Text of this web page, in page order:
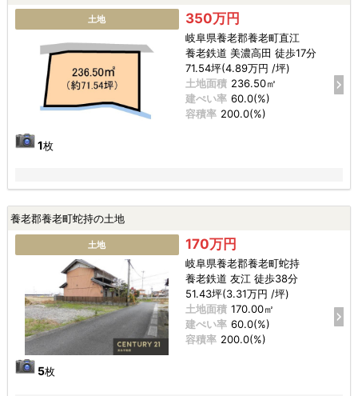
土地
1枚
350万円
岐阜県養老郡養老町直江
養老鉄道 美濃高田 徒歩17分
71.54坪(4.89万円 /坪)
土地面積 236.50㎡
建ぺい率 60.0(%)
容積率 200.0(%)
養老郡養老町蛇持の土地
土地
5枚
170万円
岐阜県養老郡養老町蛇持
養老鉄道 友江 徒歩38分
51.43坪(3.31万円 /坪)
土地面積 170.00㎡
建ぺい率 60.0(%)
容積率 200.0(%)